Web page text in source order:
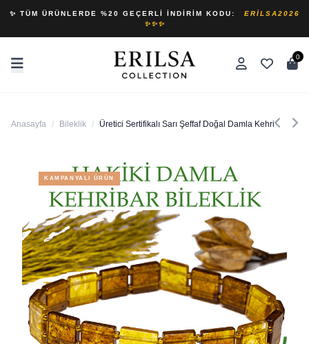
✨ TÜM ÜRÜNLERDE %20 GEÇERLI İNDIRIM KODU:
ERILSA2026
✨✨✨
0
Anasayfa / Bileklik / Üretici Sertifikalı Sarı Şeffaf Doğal Damla Kehribar
KAMPANYALI ÜRÜN